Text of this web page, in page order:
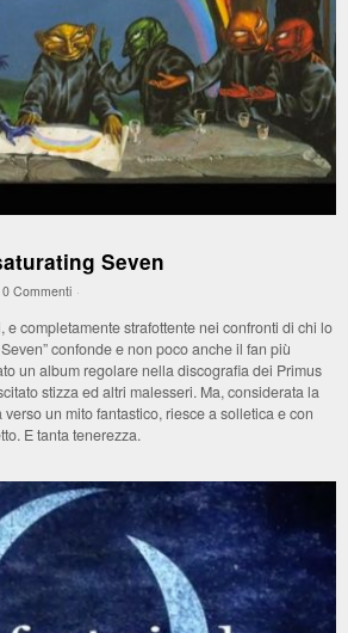
Seven
0 Commenti ·
completamente strafottente nei confronti di chi lo
confonde e non poco anche il fan più
un album regolare nella discografia dei Primus
stizza ed altri malesseri. Ma, considerata la
un mito fantastico, riesce a solletica e con
E tanta tenerezza.